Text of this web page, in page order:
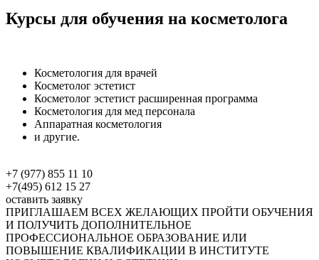
Курсы для обучения на косметолога
Косметология для врачей
Косметолог эстетист
Косметолог эстетист расширенная программа
Косметология для мед персонала
Аппаратная косметология
и другие.
+7 (977) 855 11 10
+7(495) 612 15 27
оставить заявку
ПРИГЛАШАЕМ ВСЕХ ЖЕЛАЮЩИХ ПРОЙТИ ОБУЧЕНИЯ
И ПОЛУЧИТЬ ДОПОЛНИТЕЛЬНОЕ
ПРОФЕССИОНАЛЬНОЕ ОБРАЗОВАНИЕ ИЛИ
ПОВЫШЕНИЕ КВАЛИФИКАЦИИ В ИНСТИТУТЕ